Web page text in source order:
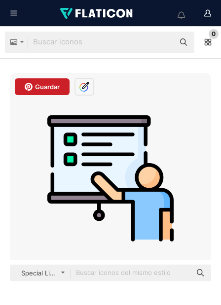
0
Guardar
Special Lineal color